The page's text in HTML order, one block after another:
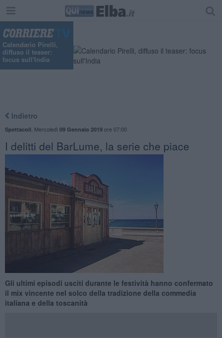
Calendario Pirelli,
diffuso il teaser:
focus sull'India
Indietro
Spettacoli Mercoledì 09 Gennaio 2019ore 07:00
I delitti del BarLume, la serie che piace
Gli ultimi episodi usciti durante le festività hanno confermato
il mix vincente nel solco della tradizione della commedia
italiana e della toscanità